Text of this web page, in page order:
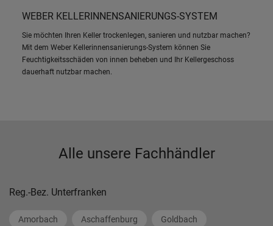
WEBER KELLERINNENSANIERUNGS-SYSTEM
Sie möchten Ihren Keller trockenlegen, sanieren und nutzbar machen?
Mit dem Weber Kellerinnensanierungs-System können Sie
Feuchtigkeitsschäden von innen beheben und Ihr Kellergeschoss
dauerhaft nutzbar machen.
Alle unsere Fachhändler
Reg.-Bez. Unterfranken
Amorbach Aschaffenburg Goldbach